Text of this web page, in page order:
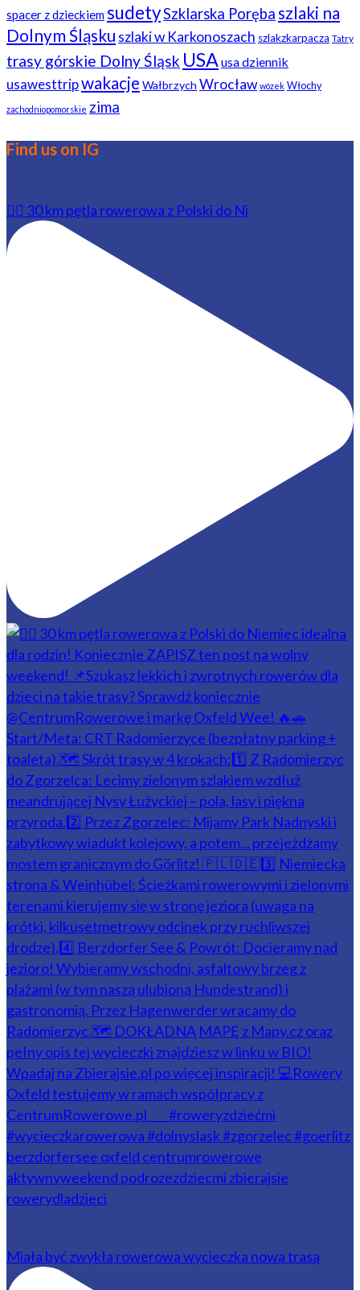
spacer z dzieckiemsudetySzklarska Poręba szlaki na
Dolnym Śląsku szlaki w Karkonoszach szlakzkarpacza Tatry
trasy górskie Dolny Śląsk USA usa dziennik
usawesttripwakacje Wałbrzych Wrocław wózek Włochy
zachodniopomorskie zima
Find us on IG
🚴‍♂️ 30 km pętla rowerowa z Polski do Ni
Miała być zwykła rowerowa wycieczka nowa trasą